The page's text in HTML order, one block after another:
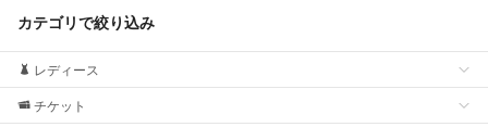
カテゴリで絞り込み
レディース
チケット